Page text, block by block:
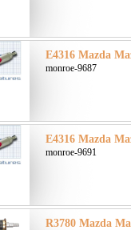
E4316 Mazda
monroe-9687
E4316 Mazda
monroe-9691
R3780 Mazda